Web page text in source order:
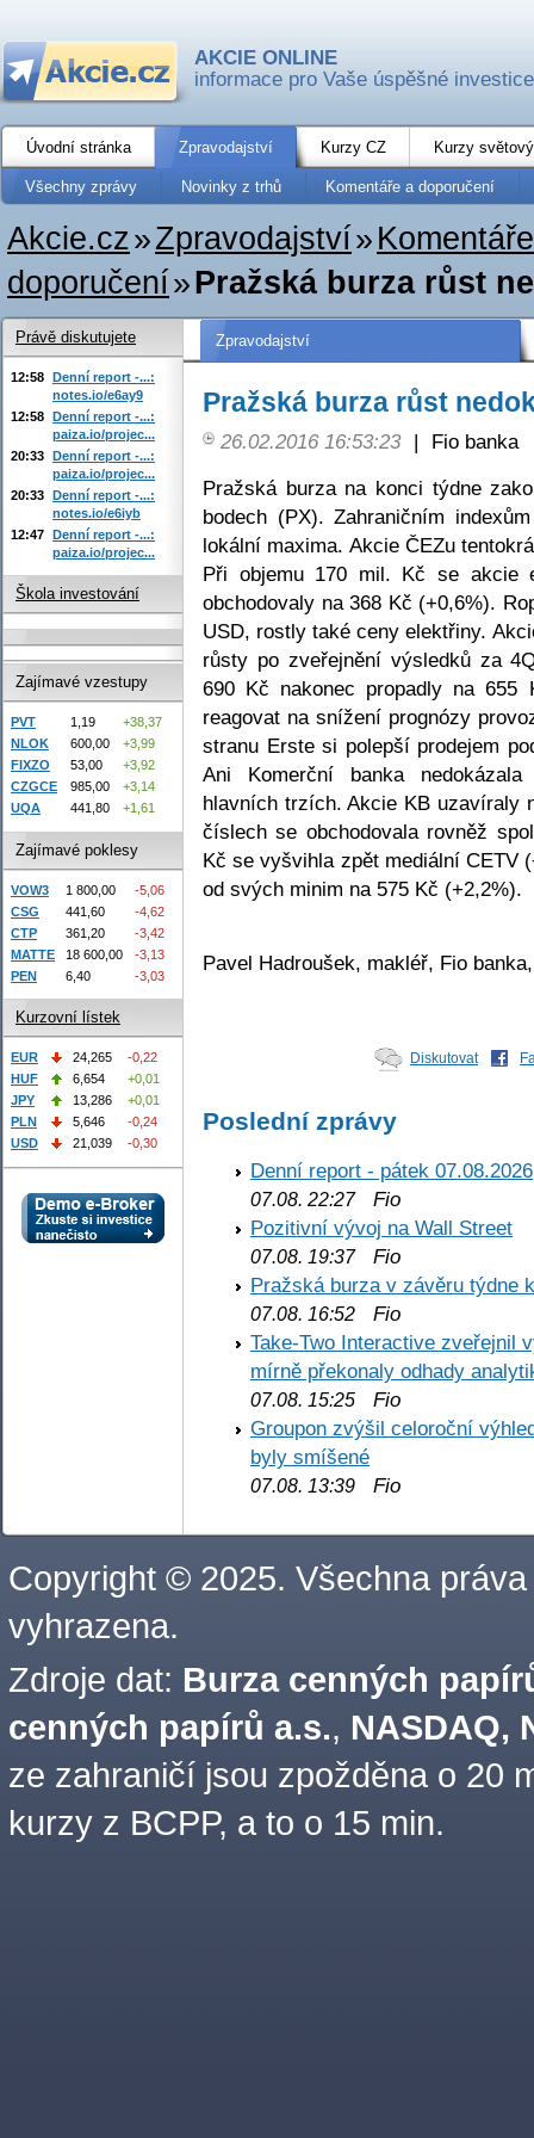
AKCIE ONLINE
informace pro Vaše úspěšné investice
Úvodní stránka Zpravodajství Kurzy CZ Kurzy
Všechny zprávy Novinky z trhů Komentáře a doporučení
Akcie.cz»Zpravodajství»
doporučení»Pražská burza růst
Zpravodajství
Pražská burza růst
26.02.2016 16:53:23 |
Fio banka
Pražská burza na konci týdne
bodech (PX). Zahraničním
lokální maxima. Akcie ČEZu
Při objemu 170 mil. Kč se akcie
obchodovaly na 368 Kč (+0,6%).
USD, rostly také ceny elektřiny.
růsty po zveřejnění výsledků za
690 Kč nakonec propadly na 655
reagovat na snížení prognózy
stranu Erste si polepší prodejem
Ani Komerční banka
hlavních trzích. Akcie KB uzavíraly
číslech se obchodovala rovněž
Kč se vyšvihla zpět mediální CETV
od svých minim na 575 Kč (+2,2%).
Pavel Hadroušek, makléř, Fio
Diskutovat
Poslední zprávy
Denní report - pátek 07.08.2026
07.08. 22:27Fio
Pozitivní vývoj na Wall Street
07.08. 19:37Fio
Pražská burza v závěru týdne
07.08. 16:52 Fio
Take-Two Interactive zveřejnil
mírně překonaly odhady
07.08. 15:25 Fio
Groupon zvýšil celoroční
byly smíšené
07.08. 13:39 Fio
Právě diskutujete
12:58 Denní report -...:
notes.io/e6ay9
12:58 Denní report -...:
paiza.io/projec...
20:33 Denní report -...:
paiza.io/projec...
20:33 Denní report -...:
notes.io/e6iyb
12:47 Denní report -...:
paiza.io/projec...
Škola investování
Zajímavé vzestupy
PVT 1,19
+38,37
NLOK
600,00
+3,99
FIXZO
53,00
+3,92
CZGCE
985,00
+3,14
UQA
441,80 +1,61
Zajímavé poklesy
VOW3 1 800,00
-5,06
CSG
441,60
-4,62
CTP
361,20
-3,42
MATTE
18 600,00
-3,13
PEN
6,40 -3,03
Kurzovní lístek
EUR 24,265
-0,22
HUF
6,654
+0,01
JPY
13,286
+0,01
PLN
5,646
-0,24
USD
21,039 -0,30
Copyright © 2025. Všechna práva
vyhrazena.
Zdroje dat: Burza cenných
cenných papírů a.s., NASDAQ,
ze zahraničí jsou zpožděna o 20
kurzy z BCPP, a to o 15 min.